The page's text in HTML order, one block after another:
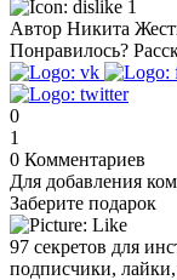
1
Автор Никита
Понравилось?
0
1
0 Комментариев
Для добавления
Заберите подарок
97 секретов для
подписчики,